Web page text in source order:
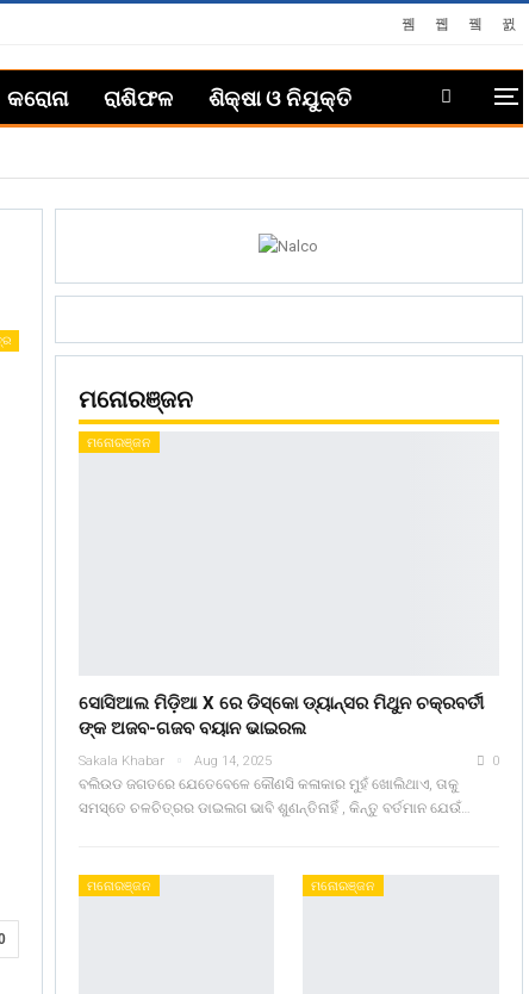
କରୋନା ରାଶିଫଳ ଶିକ୍ଷା ଓ ନିଯୁକ୍ତି
ମନୋରଞ୍ଜନ
ମନୋରଞ୍ଜନ
ସୋସିଆଲ ମିଡ଼ିଆ X ରେ ଡିସ୍କୋ ଡ୍ୟାନ୍ସର ମିଥୁନ ଚକ୍ରବର୍ତୀ
ଙ୍କ ଅଜବ-ଗଜବ ବୟାନ ଭାଇରଲ
Sakala Khabar Aug 14, 2025 0
ବଲିଉଡ ଜଗତରେ ଯେତେବେଳେ କୌଣସି କଳାକାର ମୁହଁ ଖୋଲିଥାଏ, ତାକୁ
ସମସ୍ତେ ଚଳଚିତ୍ରର ଡାଇଲଗ ଭାବି ଶୁଣନ୍ତିନାହିଁ , କିନ୍ତୁ ବର୍ତମାନ ଯେଉଁ…
ମନୋରଞ୍ଜନ ମନୋରଞ୍ଜନ